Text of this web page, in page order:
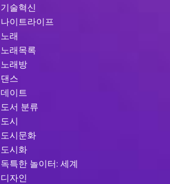
기술혁신
나이트라이프
노래
노래목록
노래방
댄스
데이트
도서 분류
도시
도시문화
도시화
독특한 놀이터: 세계
디자인